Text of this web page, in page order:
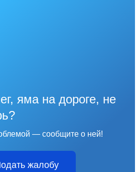
яма на дороге, не
— сообщите о ней!
жалобу